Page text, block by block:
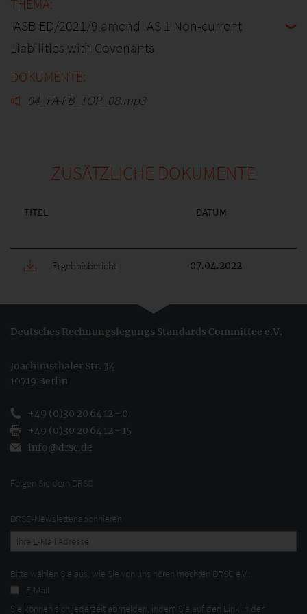
IASB ED/2021/9 amend IAS 1 Non-current
Liabilities with Covenants
04_FA-FB_TOP_08.mp3
ZUSÄTZLICHE DOKUMENTE
TITEL DATUM
Ergebnisbericht 07.04.2022
Deutsches Rechnungslegungs Standards Committee e.V.
Joachimsthaler Str. 34
10719 Berlin
+49 (0)30 20 64 12 - 0
+49 (0)30 20 64 12 - 15
info@drsc.de
Folgen Sie dem DRSC
DRSC-Newsletter abonnieren
Bitte wählen Sie aus, wie Sie von uns hören möchten DRSC e.V.:
E-Mail
Sie können sich jederzeit abmelden, indem Sie auf den Link in der